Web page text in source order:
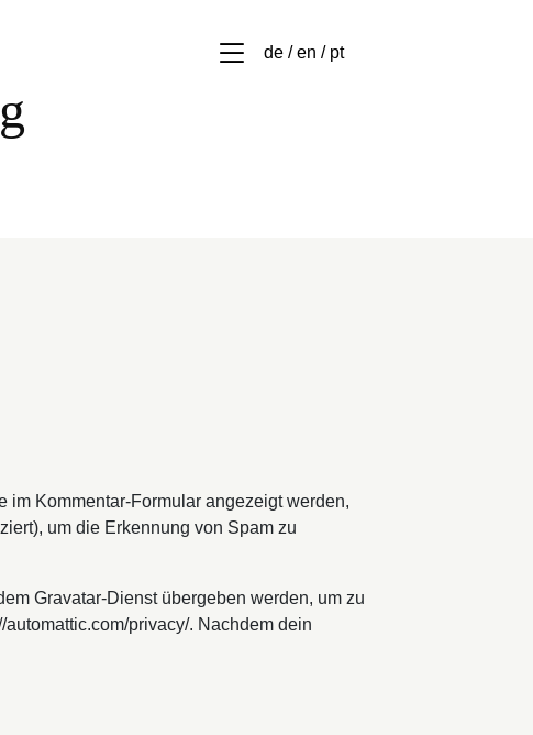
de / en / pt
im Kommentar-Formular angezeigt werden,
um die Erkennung von Spam zu
Gravatar-Dienst übergeben werden, um zu
privacy/. Nachdem dein